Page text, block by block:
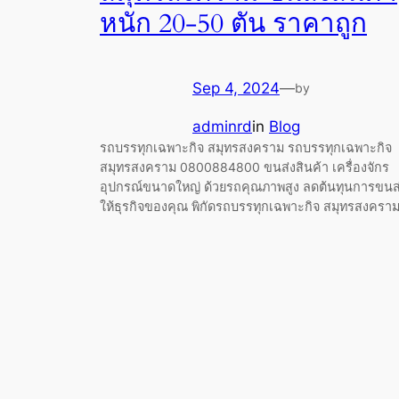
หนัก 20-50 ตัน ราคาถูก
Sep 4, 2024—by
adminrdin Blog
รถบรรทุกเฉพาะกิจ สมุทรสงคราม รถบรรทุกเฉพาะกิจ
สมุทรสงคราม 0800884800 ขนส่งสินค้า เครื่องจักร
อุปกรณ์ขนาดใหญ่ ด้วยรถคุณภาพสูง ลดต้นทุนการขน
ให้ธุรกิจของคุณ พิกัดรถบรรทุกเฉพาะกิจ สมุทรสงคราม